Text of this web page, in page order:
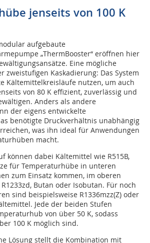
jenseits von 100 K
aufgebaute
„ThermBooster“ eröffnen hier
Eine mögliche
zweistufigen Kaskadierung: Das System
Kältemittelkreisläufe nutzen, um auch
von 80 K effizient, zuverlässig und
Anders als andere
der eigens entwickelte
benötigte Druckverhältnis unabhängig
was ihn ideal für Anwendungen
macht.
können dabei Kältemittel wie R515B,
für Temperaturhübe in unteren
zum Einsatz kommen, im oberen
Butan oder Isobutan. Für noch
sind beispielsweise R1336mzz(Z) oder
Jede der beiden Stufen
von über 50 K, sodass
100 K möglich sind.
Lösung stellt die Kombination mit